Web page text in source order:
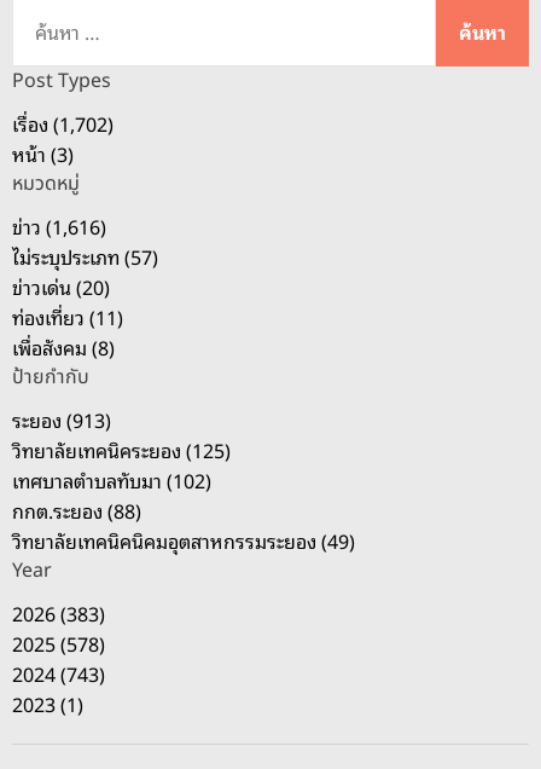
ห
สำ
ห
รั
บ
:
Post Types
เรื่อง (1,702)
หน้า (3)
หมวดหมู่
ข่าว (1,616)
ไม่ระบุประเภท (57)
ข่าวเด่น (20)
ท่องเที่ยว (11)
เพื่อสังคม (8)
ป้ายกำกับ
ระยอง (913)
วิทยาลัยเทคนิคระยอง (125)
เทศบาลตำบลทับมา (102)
กกต.ระยอง (88)
วิทยาลัยเทคนิคนิคมอุตสาหกรรมระยอง (49)
Year
2026 (383)
2025 (578)
2024 (743)
2023 (1)